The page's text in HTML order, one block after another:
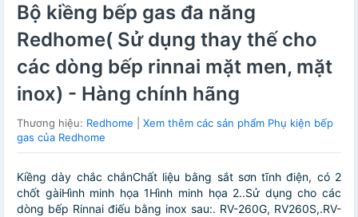
Bộ kiềng bếp gas đa năng
Redhome( Sử dụng thay thế cho
các dòng bếp rinnai mặt men, mặt
inox) - Hàng chính hãng
Thương hiệu: Redhome
Xem thêm các sản phẩm Phụ kiện bếp
gas của Redhome
Kiềng dày chắc chắnChất liệu bằng sắt sơn tĩnh điện, có 2
chốt gàiHình minh họa 1Hình minh họa 2..Sử dụng cho các
dòng bếp Rinnai điếu bằng inox sau:. RV-260G, RV260S,.RV-